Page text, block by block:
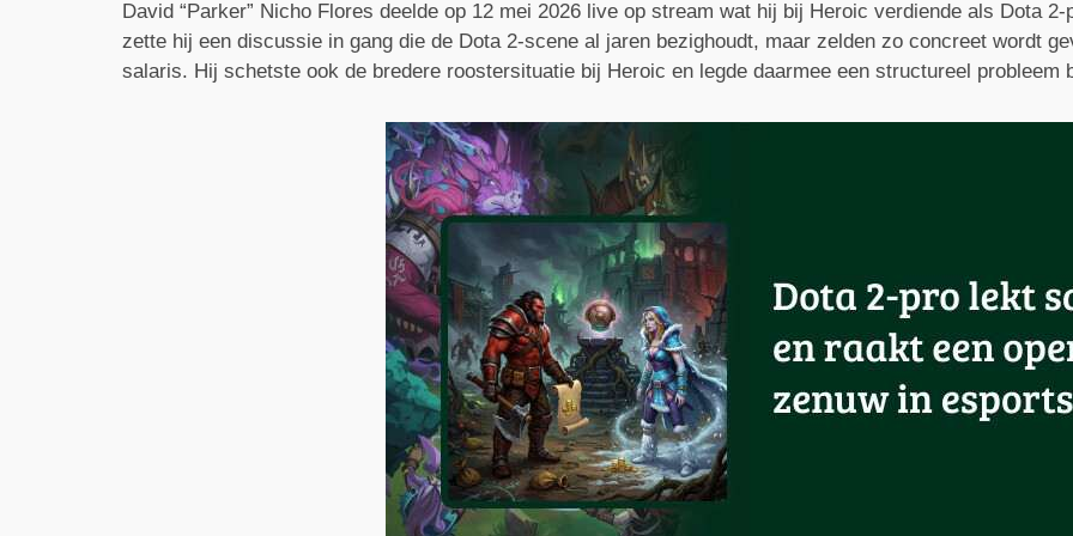
David “Parker” Nicho Flores deelde op 12 mei 2026 live op stream wat hij bij Heroic verdiende als Dota
zette hij een discussie in gang die de Dota 2-scene al jaren bezighoudt, maar zelden zo concreet wordt
salaris. Hij schetste ook de bredere roostersituatie bij Heroic en legde daarmee een structureel probleem